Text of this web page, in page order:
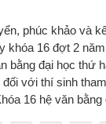
phúc khảo và
khóa 16 đợt 2
bằng đại học thứ
với thí sinh
16 hệ văn